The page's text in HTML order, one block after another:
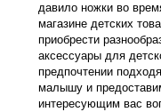
давило ножки во
магазине детских
приобрести
аксессуары для
предпочтении
малышу и
интересующим вас